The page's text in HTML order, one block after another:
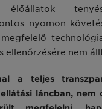
nyomon
ellenőrzésére nem
a teljes
láncban, nem